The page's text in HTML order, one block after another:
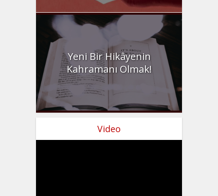
Yeni Bir Hikâyenin
Kahramanı Olmak!
Video